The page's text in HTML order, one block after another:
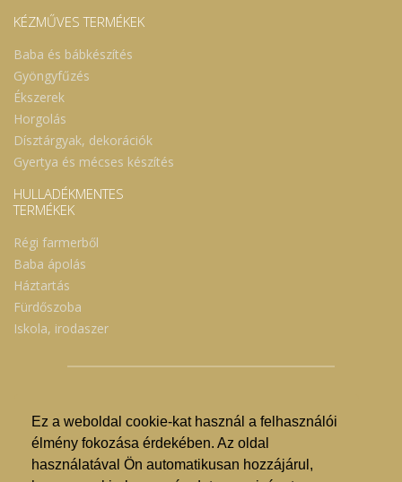
Ez a weboldal cookie-kat használ a felhasználói
élmény fokozása érdekében. Az oldal
használatával Ön automatikusan hozzájárul,
KÉZMŰVES TERMÉKEK
Baba és bábkészítés
Gyöngyfűzés
Ékszerek
Horgolás
Dísztárgyak, dekorációk
Gyertya és mécses készítés
HULLADÉKMENTES
TERMÉKEK
Régi farmerből
Baba ápolás
Háztartás
Fürdőszoba
Iskola, irodaszer
© Nyíregyházi Kosár Közösség 2019.
Hogyan lehet vásárolni?